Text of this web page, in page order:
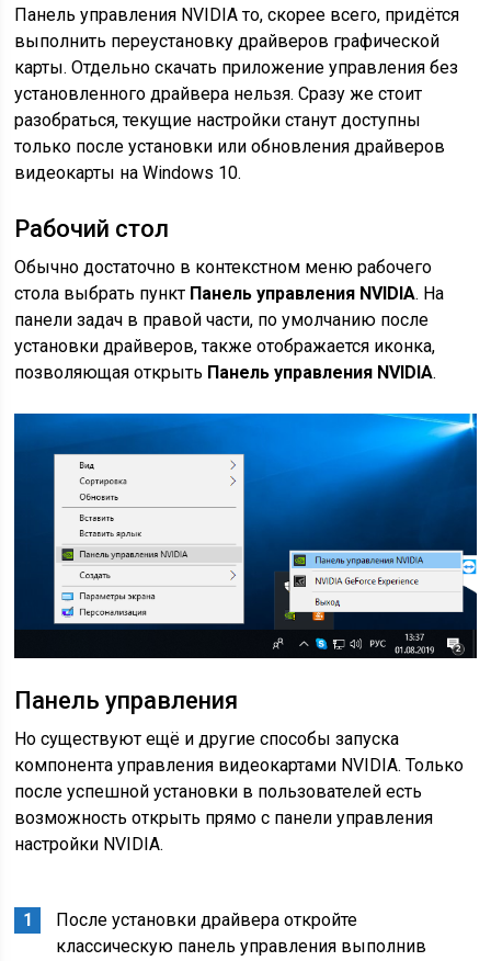
Панель управления NVIDIA то, скорее всего, придётся
выполнить переустановку драйверов графической
карты. Отдельно скачать приложение управления без
установленного драйвера нельзя. Сразу же стоит
разобраться, текущие настройки станут доступны
только после установки или обновления драйверов
видеокарты на Windows 10.
Рабочий стол
Обычно достаточно в контекстном меню рабочего
стола выбрать пункт Панель управления NVIDIA. На
панели задач в правой части, по умолчанию после
установки драйверов, также отображается иконка,
позволяющая открыть Панель управления NVIDIA.
Панель управления
Но существуют ещё и другие способы запуска
компонента управления видеокартами NVIDIA. Только
после успешной установки в пользователей есть
возможность открыть прямо с панели управления
настройки NVIDIA.
После установки драйвера откройте
классическую панель управления выполнив